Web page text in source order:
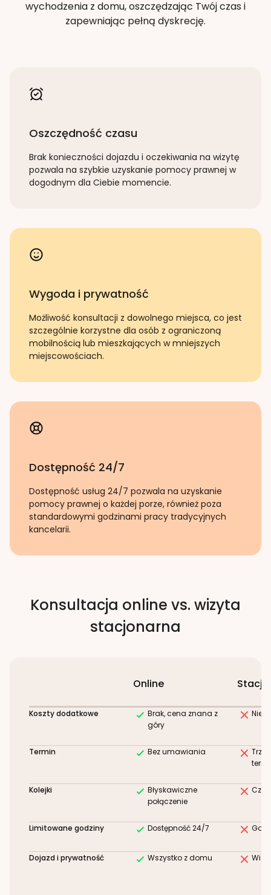
wychodzenia z domu, oszczędzając Twój czas i
zapewniając pełną dyskrecję.
Oszczędność czasu
Brak konieczności dojazdu i oczekiwania na wizytę
pozwala na szybkie uzyskanie pomocy prawnej w
dogodnym dla Ciebie momencie.
Wygoda i prywatność
Możliwość konsultacji z dowolnego miejsca, co jest
szczególnie korzystne dla osób z ograniczoną
mobilnością lub mieszkających w mniejszych
miejscowościach.
Dostępność 24/7
Dostępność usług 24/7 pozwala na uzyskanie
pomocy prawnej o każdej porze, również poza
standardowymi godzinami pracy tradycyjnych
kancelarii.
Konsultacja online vs. wizyta
stacjonarna
Online
Koszty dodatkowe
Brak, cena znana z
góry
Termin Bez umawiania
Kolejki
Błyskawiczne
połączenie
Limitowane godziny Dostępność 24/7
Dojazd i prywatność Wszystko z domu